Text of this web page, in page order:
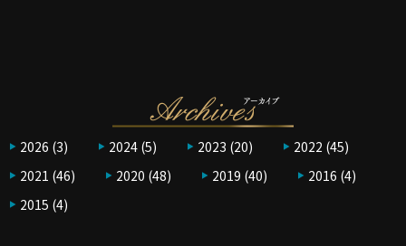
2026 (3) 2024 (5) 2023 (20) 2022 (45)
2021 (46) 2020 (48) 2019 (40) 2016 (4)
2015 (4)